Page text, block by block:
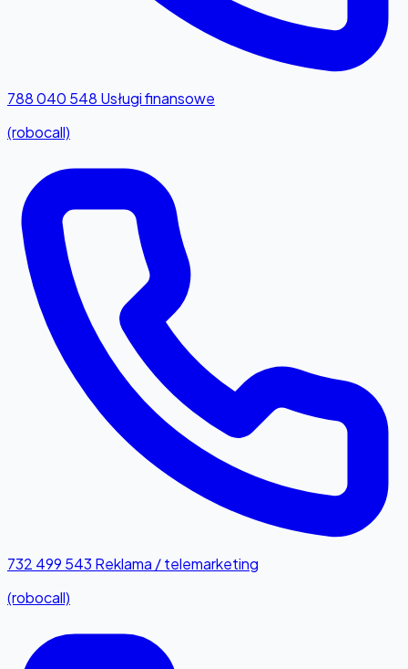
788 040 548 Usługi finansowe
(robocall)
732 499 543 Reklama / telemarketing
(robocall)